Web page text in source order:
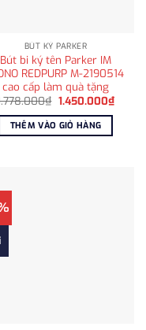
BÚT KÝ PARKER
Bút bi ký tên Parker IM
REDPURP M-2190514
cao cấp làm quà tặng
₫ Giá
là:
1.778.000₫.
1.450.000₫Giá
hiện
THÊM VÀO GIỎ HÀNG